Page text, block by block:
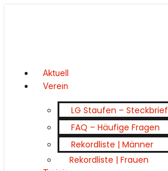
Aktuell
Verein
LG Staufen – Steckbrief
FAQ – Häufige Fragen
Rekordliste | Männer
Rekordliste | Frauen